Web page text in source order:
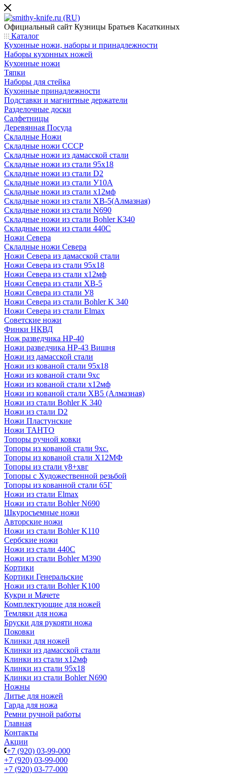
Официальный сайт Кузницы Братьев Касаткиных
Каталог
Кухонные ножи, наборы и принадлежности
Наборы кухонных ножей
Кухонные ножи
Тяпки
Наборы для стейка
Кухонные принадлежности
Подставки и магнитные держатели
Разделочные доски
Салфетницы
Деревянная Посуда
Складные Ножи
Cкладные ножи СССР
Складные ножи из дамасской стали
Складные ножи из стали 95х18
Складные ножи из стали D2
Складные ножи из стали У10А
Складные ножи из стали х12мф
Складные ножи из стали ХВ-5(Алмазная)
Складные ножи из стали N690
Складные ножи из стали Bohler К340
Складные ножи из стали 440С
Ножи Севера
Складные ножи Севера
Ножи Севера из дамасской стали
Ножи Севера из стали 95х18
Ножи Севера из стали х12мф
Ножи Севера из стали ХВ-5
Ножи Севера из стали У8
Ножи Севера из стали Bohler K 340
Ножи Севера из стали Elmax
Советские ножи
Финки НКВД
Нож разведчика НР-40
Ножи разведчика НР-43 Вишня
Ножи из дамасской стали
Ножи из кованой стали 95х18
Ножи из кованой стали 9хс
Ножи из кованой стали х12мф
Ножи из кованой стали ХВ5 (Алмазная)
Ножи из стали Bohler K 340
Ножи из стали D2
Ножи Пластунские
Ножи ТАНТО
Топоры ручной ковки
Топоры из кованой стали 9хс.
Топоры из кованой стали Х12МФ
Топоры из стали у8+хвг
Топоры с Художественной резьбой
Топоры из кованной стали 65Г
Ножи из стали Elmax
Ножи из стали Bohler N690
Шкуросъемные ножи
Авторские ножи
Ножи из стали Bohler K110
Сербские ножи
Ножи из стали 440С
Ножи из стали Bohler M390
Кортики
Кортики Генеральские
Ножи из стали Bohler K100
Кукри и Мачете
Комплектующие для ножей
Темляки для ножа
Бруски для рукояти ножа
Поковки
Клинки для ножей
Клинки из дамасской стали
Клинки из стали х12мф
Клинки из стали 95х18
Клинки из стали Bohler N690
Ножны
Литье для ножей
Гарда для ножа
Ремни ручной работы
Главная
Контакты
Акции
+7 (920) 03-99-000
+7 (920) 03-99-000
+7 (920) 03-77-000